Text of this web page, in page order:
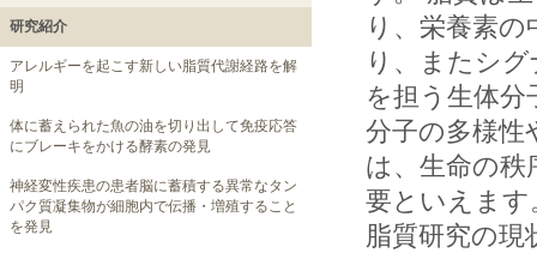
研究紹介
アレルギーを起こす新しい脂質代謝経路を解
明
体に蓄えられた魚の油を切り出して免疫応答
にブレーキをかける酵素の発見
神経変性疾患の患者脳に蓄積する異常なタン
パク質凝集物が細胞内で伝播・増殖すること
を発見
り、栄養素
り、またシ
を担う生体
分子の多様性
は、生命の秩
要といえま
脂質研究の